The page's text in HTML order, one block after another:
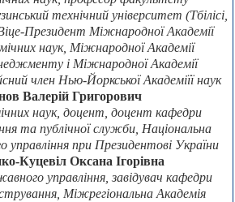
технічний університет (Тбілісі,
Президент Міжнародної Академії
наук, Міжнародної Академії
і Міжнародної Академії
член Нью-Йоркської Академіїї наук
Валерій Григорович
наук, доцент, доцент кафедри
та публічної служби, Національна
управління при Президентові України
Куцевіл Оксана Ігорівна
управління, завідувач кафедри
Міжрегіональна Академія